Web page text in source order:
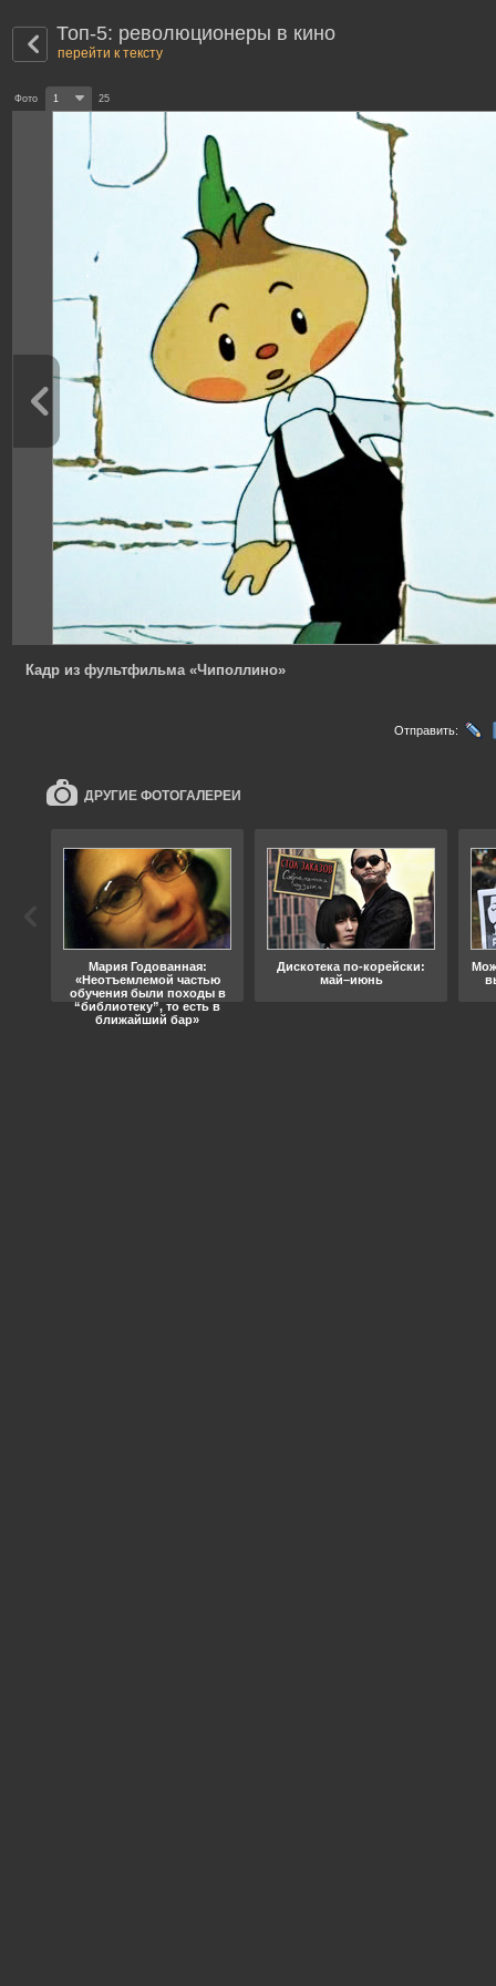
Топ-5: революционеры в кино
перейти к тексту
Фото 1 25
Кадр из фультфильма «Чиполлино»
Отправить:
ДРУГИЕ ФОТОГАЛЕРЕИ
Мария Годованная:
«Неотъемлемой частью
обучения были походы в
“библиотеку”, то есть в
ближайший бар»
Дискотека по-корейски:
май–июнь